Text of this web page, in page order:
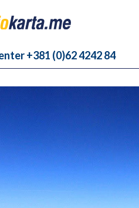
+381 (0)62 4242 84